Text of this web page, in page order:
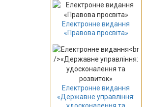
Електронне видання
«Правова просвіта»
Електронне видання
«Державне управління: